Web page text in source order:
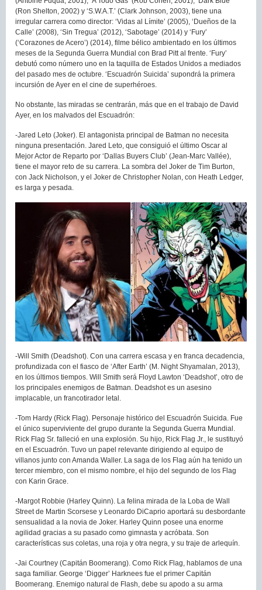
(Ron Shelton, 2002) y ‘S.W.A.T.’ (Clark Johnson, 2003), tiene una
irregular carrera como director: ‘Vidas al Límite’ (2005), ‘Dueños de la
Calle’ (2008), ‘Sin Tregua’ (2012), ‘Sabotage’ (2014) y ‘Fury’
(‘Corazones de Acero’) (2014), filme bélico ambientado en los últimos
meses de la Segunda Guerra Mundial con Brad Pitt al frente. ‘Fury’
debutó como número uno en la taquilla de Estados Unidos a mediados
del pasado mes de octubre. ‘Escuadrón Suicida’ supondrá la primera
incursión de Ayer en el cine de superhéroes.
No obstante, las miradas se centrarán, más que en el trabajo de David
Ayer, en los malvados del Escuadrón:
-Jared Leto (Joker). El antagonista principal de Batman no necesita
ninguna presentación. Jared Leto, que consiguió el último Oscar al
Mejor Actor de Reparto por ‘Dallas Buyers Club’ (Jean-Marc Vallée),
tiene el mayor reto de su carrera. La sombra del Joker de Tim Burton,
con Jack Nicholson, y el Joker de Christopher Nolan, con Heath Ledger,
es larga y pesada.
-Will Smith (Deadshot). Con una carrera escasa y en franca decadencia,
profundizada con el fiasco de ‘After Earth’ (M. Night Shyamalan, 2013),
en los últimos tiempos. Will Smith será Floyd Lawton ‘Deadshot’, otro de
los principales enemigos de Batman. Deadshot es un asesino
implacable, un francotirador letal.
-Tom Hardy (Rick Flag). Personaje histórico del Escuadrón Suicida. Fue
el único superviviente del grupo durante la Segunda Guerra Mundial.
Rick Flag Sr. falleció en una explosión. Su hijo, Rick Flag Jr., le sustituyó
en el Escuadrón. Tuvo un papel relevante dirigiendo al equipo de
villanos junto con Amanda Waller. La saga de los Flag aún ha tenido un
tercer miembro, con el mismo nombre, el hijo del segundo de los Flag
con Karin Grace.
-Margot Robbie (Harley Quinn). La felina mirada de la Loba de Wall
Street de Martin Scorsese y Leonardo DiCaprio aportará su desbordante
sensualidad a la novia de Joker. Harley Quinn posee una enorme
agilidad gracias a su pasado como gimnasta y acróbata. Son
características sus coletas, una roja y otra negra, y su traje de arlequín.
-Jai Courtney (Capitán Boomerang). Como Rick Flag, hablamos de una
saga familiar. George ‘Digger’ Harknees fue el primer Capitán
Boomerang. Enemigo natural de Flash, debe su apodo a su arma